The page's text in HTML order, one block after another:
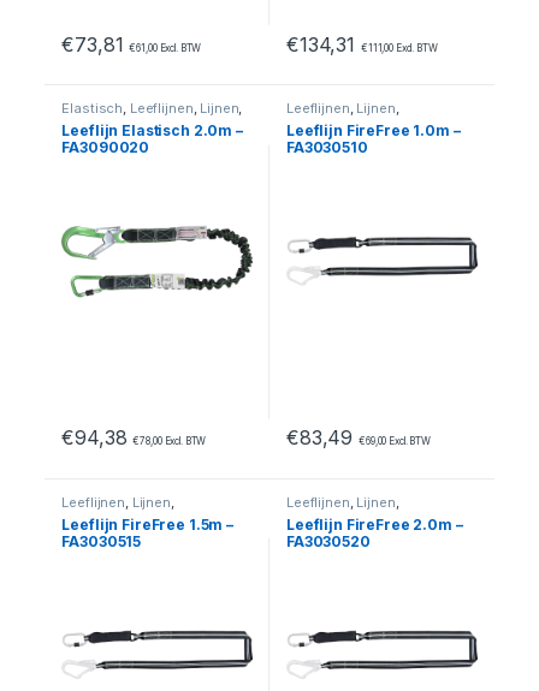
€73,81 €61,00Excl. BTW €134,31 €111,00Excl. BTW
Elastisch, Leeflijnen, Lijnen,
Valbeveiliging
Leeflijn Elastisch 2.0m –
FA3090020
€94,38 €78,00Excl. BTW
Leeflijnen, Lijnen,
Valbeveiliging
Leeflijn FireFree 1.0m –
FA3030510
€83,49 €69,00 Excl. BTW
Leeflijnen, Lijnen,
Valbeveiliging
Leeflijn FireFree 1.5m –
FA3030515
Leeflijnen, Lijnen,
Valbeveiliging
Leeflijn FireFree 2.0m –
FA3030520